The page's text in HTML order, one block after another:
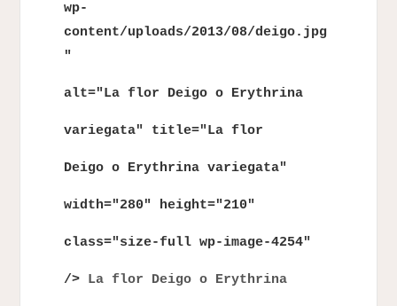
wp-
content/uploads/2013/08/deigo.jpg
"
alt="La flor Deigo o Erythrina
variegata" title="La flor
Deigo o Erythrina variegata"
width="280" height="210"
class="size-full wp-image-4254"
/>La flor Deigo o Erythrina